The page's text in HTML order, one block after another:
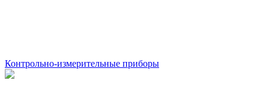
Контрольно-измерительные приборы